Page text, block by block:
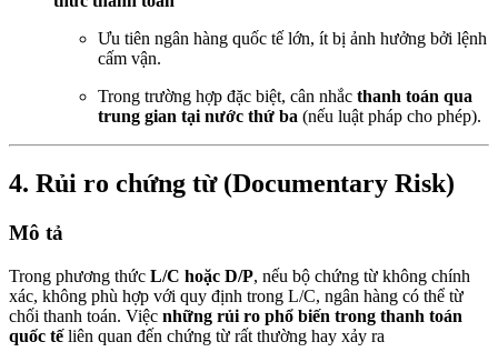
Ưu tiên ngân hàng quốc tế lớn, ít bị ảnh hưởng bởi lệnh
cấm vận.
Trong trường hợp đặc biệt, cân nhắc thanh toán qua
trung gian tại nước thứ ba (nếu luật pháp cho phép).
4. Rủi ro chứng từ (Documentary Risk)
Mô tả
Trong phương thức L/C hoặc D/P, nếu bộ chứng từ không chính
xác, không phù hợp với quy định trong L/C, ngân hàng có thể từ
chối thanh toán. Việc những rủi ro phổ biến trong thanh toán
quốc tếliên quan đến chứng từ rất thường hay xảy ra